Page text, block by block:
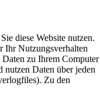
diese Website nutzen.
Ihr Nutzungsverhalten
zu Ihrem Computer
nutzen Daten über jeden
Zu den